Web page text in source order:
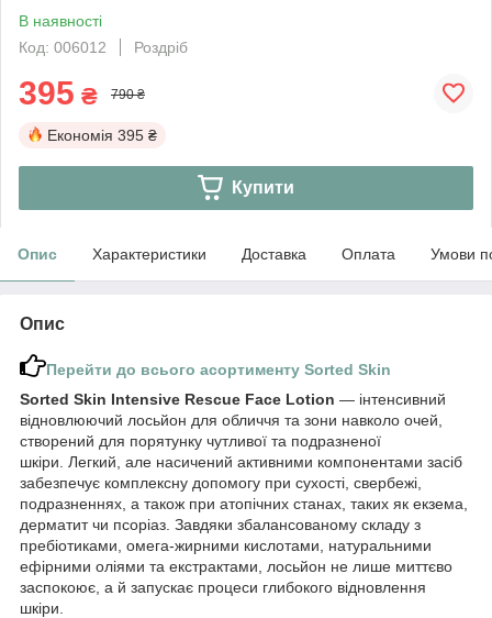
В наявності
Код: 006012
Роздріб
395 ₴ 790 ₴
Економія 395 ₴
Купити
Опис Характеристики Доставка Оплата Умови
Опис
Перейти до всього асортименту Sorted Skin
Sorted Skin Intensive Rescue Face Lotion — інтенсивний
відновлюючий лосьйон для обличчя та зони навколо очей,
створений для порятунку чутливої та подразненої
шкіри. Легкий, але насичений активними компонентами засіб
забезпечує комплексну допомогу при сухості, свербежі,
подразненнях, а також при атопічних станах, таких як екзема,
дерматит чи псоріаз. Завдяки збалансованому складу з
пребіотиками, омега-жирними кислотами, натуральними
ефірними оліями та екстрактами, лосьйон не лише миттєво
заспокоює, а й запускає процеси глибокого відновлення
шкіри.